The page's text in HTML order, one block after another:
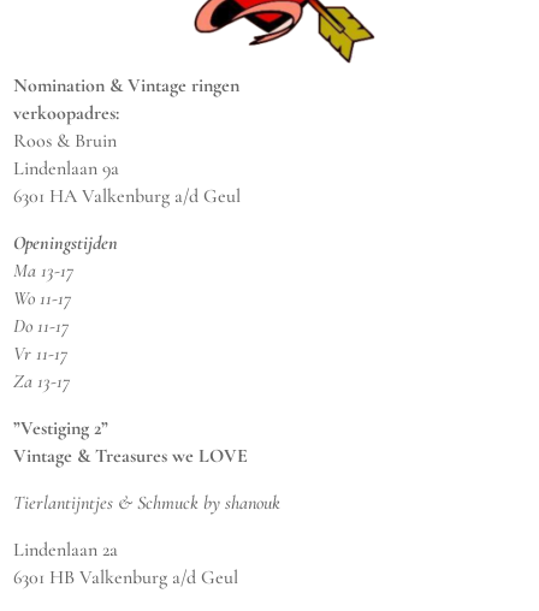
Nomination & Vintage ringen
verkoopadres:
Roos & Bruin
Lindenlaan 9a
6301 HA Valkenburg a/d Geul
Openingstijden
Ma 13-17
Wo 11-17
Do 11-17
Vr 11-17
Za 13-17
”Vestiging 2”
Vintage & Treasures we LOVE
Tierlantijntjes & Schmuck by shanouk
Lindenlaan 2a
6301 HB Valkenburg a/d Geul